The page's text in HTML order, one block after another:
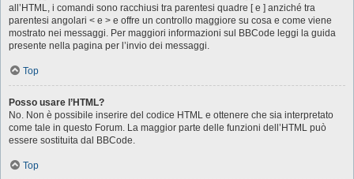
all’HTML, i comandi sono racchiusi tra parentesi quadre [ e ] anziché tra
parentesi angolari < e > e offre un controllo maggiore su cosa e come viene
mostrato nei messaggi. Per maggiori informazioni sul BBCode leggi la guida
presente nella pagina per l’invio dei messaggi.
Top
Posso usare l’HTML?
No. Non è possibile inserire del codice HTML e ottenere che sia interpretato
come tale in questo Forum. La maggior parte delle funzioni dell’HTML può
essere sostituita dal BBCode.
Top